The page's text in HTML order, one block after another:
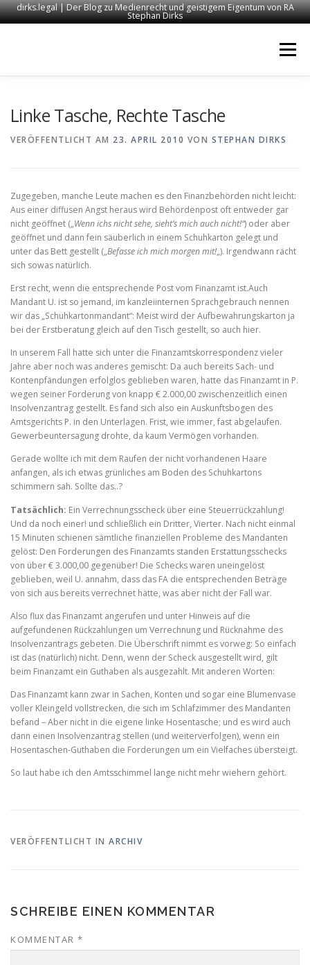
dirks.legal | Der Blog zu Medienrecht und geistigem Eigentum von RA
Stephan Dirks
Menü
Linke Tasche, Rechte Tasche
VERÖFFENTLICHT AM 23. APRIL 2010 VON STEPHAN DIRKS
Zugegeben, manche Leute machen es den Finanzbehörden nicht leicht:
Aus einer diffusen Angst heraus wird Behördenpost oft entweder gar
nicht geöffnet („Wenn ichs nicht sehe, sieht’s mich auch nicht!“) oder aber
geöffnet und dann fein säuberlich in einem Schuhkarton gelegt und
unter das Bett gestellt („Befasse ich mich morgen mit!„). Irgendwann rächt
sich sowas natürlich.
Erst recht, wenn die entsprechende Post vom Finanzamt ist.Auch
Mandant U. ist so jemand, im kanzleiinternen Sprachgebrauch nennen
wir das „Schuhkartonmandant“: Meist wird der Aufbewahrungskarton ja
bei der Erstberatung gleich auf den Tisch gestellt, so auch hier.
In unserem Fall hatte sich unter die Finanzamtskorrespondenz vieler
Jahre aber noch was anderes gemischt: Da auch bereits Sach- und
Kontenpfändungen erfolglos geblieben waren, hatte das Finanzamt in P.
wegen seiner Forderung von knapp € 2.000,00 zwischenzeitlich einen
Insolvenzantrag gestellt. Es fand sich also ein Auskunftsbogen des
Amtsgerichts P. in den Unterlagen. Frist, wie immer, fast abgelaufen.
Gewerbeuntersagung drohte, da kaum Vermögen vorhanden.
Gerade wollte ich mit dem Raufen der nicht vorhandenen Haare
anfangen, als ich etwas grünliches am Boden des Schuhkartons
schimmern sah. Sollte das..?
Tatsächlich: Ein Verrechnungsscheck über eine Steuerrückzahlung!
Und da noch einer! und schließlich ein Dritter, Vierter. Nach nicht einmal
15 Minuten schienen sämtliche finanziellen Probleme des Mandanten
gelöst: Den Forderungen des Finanzamts standen Erstattungsschecks
von über € 3.000,00 gegenüber! Die Schecks waren uneingelöst
geblieben, weil U. annahm, dass das FA die entsprechenden Beträge
von sich aus bereits verrechnet hätte, was aber nicht der Fall war.
Also flux das Finanzamt angerufen und unter Hinweis auf die
aufgefundenen Rückzahlungen um Verrechnung und Rücknahme des
Insolvenzantrags gebeten. Die Überschrift nimmt es vorweg: So einfach
ist das (natürlich) nicht. Denn, wenn der Scheck ausgestellt wird, gilt
beim Finanzamt ein Guthaben als ausgezahlt. Mit anderen Worten:
Das Finanzamt kann zwar in Sachen, Konten und sogar eine Blumenvase
voller Kleingeld vollstrecken, die sich im Schlafzimmer des Mandanten
befand – Aber nicht in die eigene linke Hosentasche; und es wird auch
dann einen Insolvenzantrag stellen (und weiterverfolgen), wenn ein
Hosentaschen-Guthaben die Forderungen um ein Vielfaches übersteigt.
So laut habe ich den Amtsschimmel lange nicht mehr wiehern gehört.
VERÖFFENTLICHT IN ARCHIV
SCHREIBE EINEN KOMMENTAR
KOMMENTAR *